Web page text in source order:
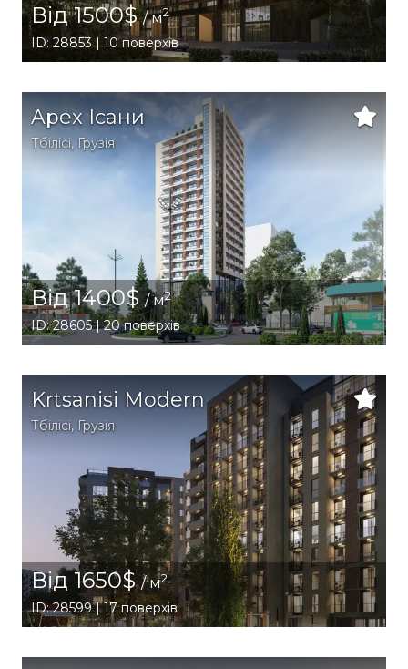
Від 1500$/ м2
ID: 28853 | 10 поверхів
Apex Ісани
Тбілісі, Грузія
Від 1400$/ м2
ID: 28605 | 20 поверхів
Krtsanisi Modern
Тбілісі, Грузія
Від 1650$/ м2
ID: 28599 | 17 поверхів